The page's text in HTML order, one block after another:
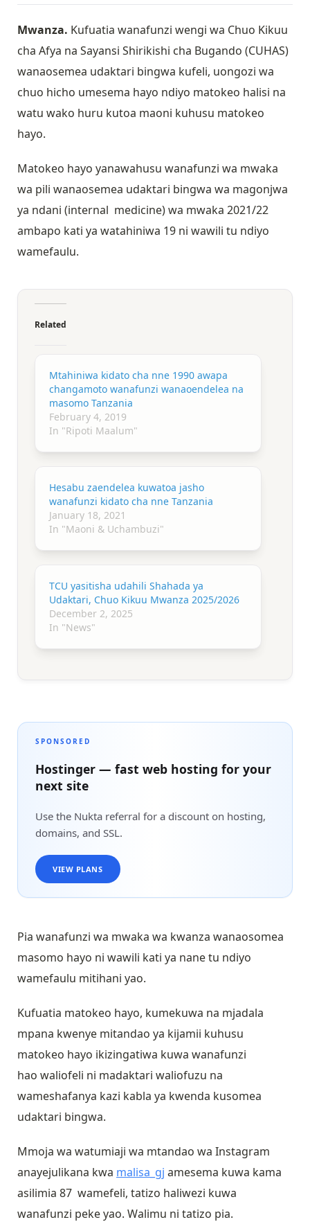
Mwanza. Kufuatia wanafunzi wengi wa Chuo Kikuu
cha Afya na Sayansi Shirikishi cha Bugando (CUHAS)
wanaosemea udaktari bingwa kufeli, uongozi wa
chuo hicho umesema hayo ndiyo matokeo halisi na
watu wako huru kutoa maoni kuhusu matokeo
hayo.
Matokeo hayo yanawahusu wanafunzi wa mwaka
wa pili wanaosemea udaktari bingwa wa magonjwa
ya ndani (internal medicine) wa mwaka 2021/22
ambapo kati ya watahiniwa 19 ni wawili tu ndiyo
wamefaulu.
Related
Mtahiniwa kidato cha nne 1990 awapa
changamoto wanafunzi wanaoendelea na
masomo Tanzania
February 4, 2019
In "Ripoti Maalum"
Hesabu zaendelea kuwatoa jasho
wanafunzi kidato cha nne Tanzania
January 18, 2021
In "Maoni & Uchambuzi"
TCU yasitisha udahili Shahada ya
Udaktari, Chuo Kikuu Mwanza 2025/2026
December 2, 2025
In "News"
SPONSORED
Hostinger — fast web hosting for your
next site
Use the Nukta referral for a discount on hosting,
domains, and SSL.
VIEW PLANS
Pia wanafunzi wa mwaka wa kwanza wanaosomea
masomo hayo ni wawili kati ya nane tu ndiyo
wamefaulu mitihani yao.
Kufuatia matokeo hayo, kumekuwa na mjadala
mpana kwenye mitandao ya kijamii kuhusu
matokeo hayo ikizingatiwa kuwa wanafunzi
hao waliofeli ni madaktari waliofuzu na
wameshafanya kazi kabla ya kwenda kusomea
udaktari bingwa.
Mmoja wa watumiaji wa mtandao wa Instagram
anayejulikana kwa malisa_gj amesema kuwa kama
asilimia 87 wamefeli, tatizo haliwezi kuwa
wanafunzi peke yao. Walimu ni tatizo pia.